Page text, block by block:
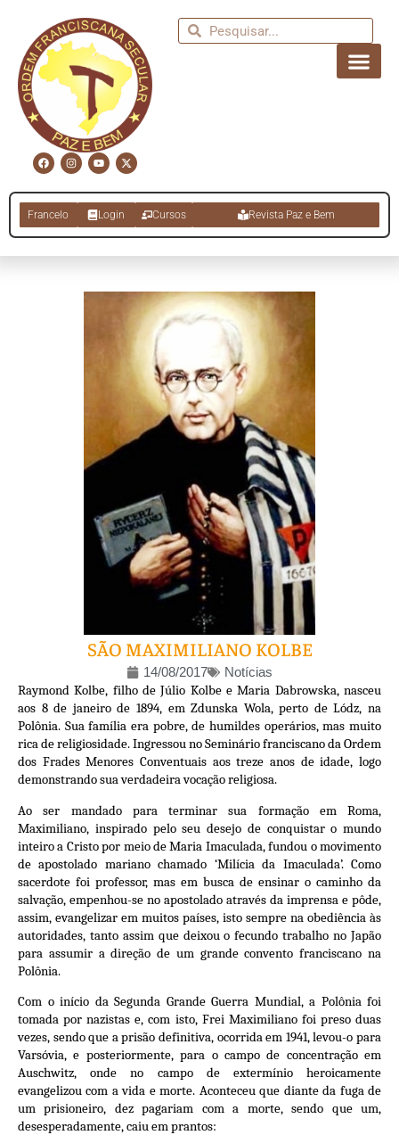
Francelo Login Cursos Revista Paz e Bem
SÃO MAXIMILIANO KOLBE
14/08/2017 Notícias
Raymond Kolbe, filho de Júlio Kolbe e Maria Dabrowska, nasceu
aos 8 de janeiro de 1894, em Zdunska Wola, perto de Lódz, na
Polônia. Sua família era pobre, de humildes operários, mas muito
rica de religiosidade. Ingressou no Seminário franciscano da Ordem
dos Frades Menores Conventuais aos treze anos de idade, logo
demonstrando sua verdadeira vocação religiosa.
Ao ser mandado para terminar sua formação em Roma,
Maximiliano, inspirado pelo seu desejo de conquistar o mundo
inteiro a Cristo por meio de Maria Imaculada, fundou o movimento
de apostolado mariano chamado ‘Milícia da Imaculada’. Como
sacerdote foi professor, mas em busca de ensinar o caminho da
salvação, empenhou-se no apostolado através da imprensa e pôde,
assim, evangelizar em muitos países, isto sempre na obediência às
autoridades, tanto assim que deixou o fecundo trabalho no Japão
para assumir a direção de um grande convento franciscano na
Polônia.
Com o início da Segunda Grande Guerra Mundial, a Polônia foi
tomada por nazistas e, com isto, Frei Maximiliano foi preso duas
vezes, sendo que a prisão definitiva, ocorrida em 1941, levou-o para
Varsóvia, e posteriormente, para o campo de concentração em
Auschwitz, onde no campo de extermínio heroicamente
evangelizou com a vida e morte. Aconteceu que diante da fuga de
um prisioneiro, dez pagariam com a morte, sendo que um,
desesperadamente, caiu em prantos: